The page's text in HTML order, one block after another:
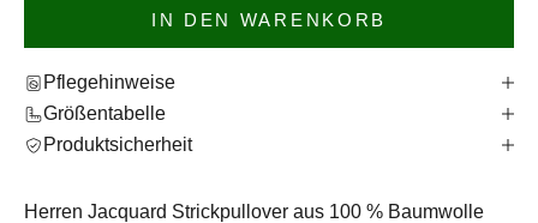
IN DEN WARENKORB
Pflegehinweise
Größentabelle
Produktsicherheit
Herren Jacquard Strickpullover aus 100 % Baumwolle